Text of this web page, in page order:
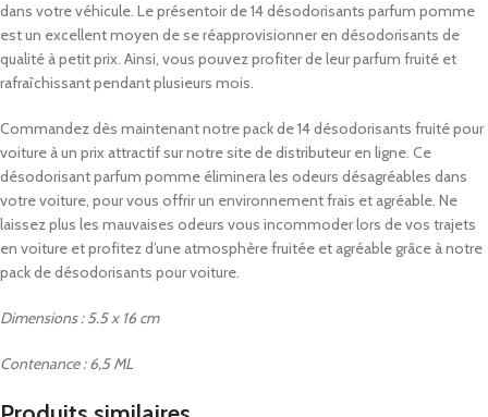
dans votre véhicule. Le présentoir de 14 désodorisants parfum pomme
est un excellent moyen de se réapprovisionner en désodorisants de
qualité à petit prix. Ainsi, vous pouvez profiter de leur parfum fruité et
rafraîchissant pendant plusieurs mois.
Commandez dès maintenant notre pack de 14 désodorisants fruité pour
voiture à un prix attractif sur notre site de distributeur en ligne. Ce
désodorisant parfum pomme éliminera les odeurs désagréables dans
votre voiture, pour vous offrir un environnement frais et agréable. Ne
laissez plus les mauvaises odeurs vous incommoder lors de vos trajets
en voiture et profitez d’une atmosphère fruitée et agréable grâce à notre
pack de désodorisants pour voiture.
Dimensions : 5.5 x 16 cm
Contenance : 6,5 ML